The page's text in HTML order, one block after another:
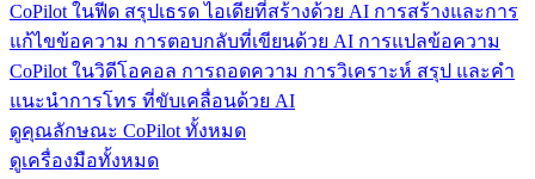
CoPilot ในฟีด สรุปเธรด ไอเดียที่สร้างด้วย AI การสร้างและการ
แก้ไขข้อความ การตอบกลับที่เขียนด้วย AI การแปลข้อความ
CoPilot ในวิดีโอคอล การถอดความ การวิเคราะห์ สรุป และคำ
แนะนำการโทร ที่ขับเคลื่อนด้วย AI
ดูคุณลักษณะ CoPilot ทั้งหมด
ดูเครื่องมือทั้งหมด